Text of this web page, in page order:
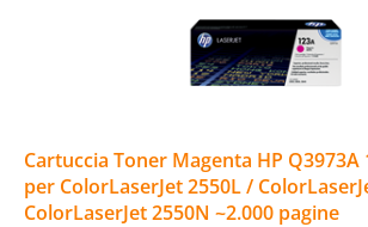
Cartuccia Toner Magenta HP Q3973A
per ColorLaserJet 2550L /
ColorLaserJet 2550N ~2.000 pagine